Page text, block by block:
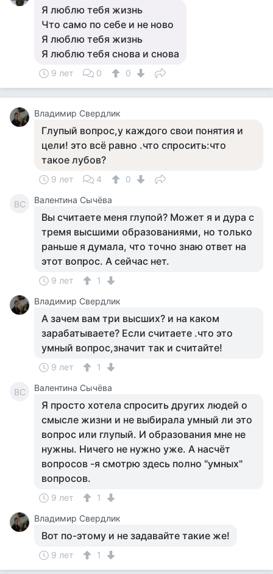
Я люблю тебя жизнь
Что само по себе и не ново
Я люблю тебя жизнь
Я люблю тебя снова и снова
9 лет 0 0
Владимир Свердлик
Глупый вопрос,у каждого свои понятия и
цели! это всё равно .что спросить:что
такое лубов?
9 лет 4 0
ВС Валентина Сычёва
Вы считаете меня глупой? Может я и дура с
тремя высшими образованиями, но только
раньше я думала, что точно знаю ответ на
этот вопрос. А сейчас нет.
9 лет
1
Владимир Свердлик
А зачем вам три высших? и на каком
зарабатываете? Если считаете .что это
умный вопрос,значит так и считайте!
9 лет 1
ВС Валентина Сычёва
Я просто хотела спросить других людей о
смысле жизни и не выбирала умный ли это
вопрос или глупый. И образования мне не
нужны. Ничего не нужно уже. А насчёт
вопросов -я смотрю здесь полно "умных"
вопросов.
9 лет
1
Владимир Свердлик
Вот по-этому и не задавайте такие же!
9 лет 1